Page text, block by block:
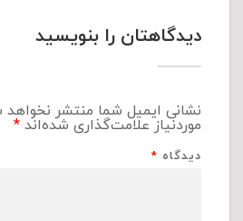
دیدگاهتان را بنویسید
نشانی ایمیل شما منتشر
موردنیاز علامت‌گذاری شده‌اند*
دیدگاه *